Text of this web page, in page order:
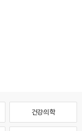
건강·의학